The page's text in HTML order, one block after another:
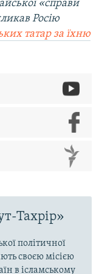
«справи
Росію
татар за їхню
Тахрір»
політичної
своєю місією
в ісламському